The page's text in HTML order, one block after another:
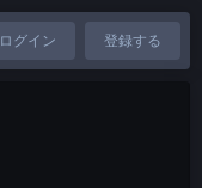
ログイン 登録する